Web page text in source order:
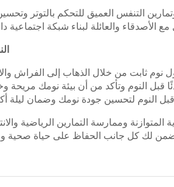
التنفس العميق للتحكم بالتوتر
والعائلة لبناء شبكة اجتماعية
على النوم لمدة تتراوح بين ٧ و٩ ساعات كل ليلة. حدد جدول نوم ثابت من خلال الذهاب إلى
قبل النوم وتأكد من أن بيئة نومك مريحة
النوم لتحسين جودة نومك وضمان ليلة
وممارسة التمارين الرياضية
لك كل جانب الحفاظ على حياة صحية